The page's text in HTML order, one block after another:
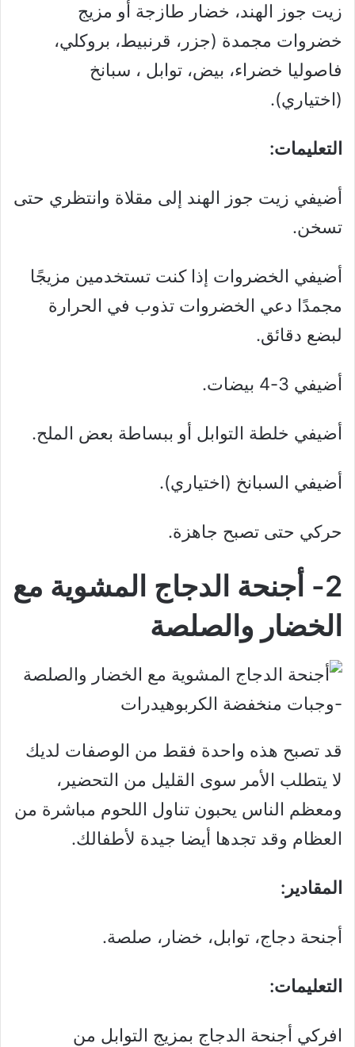
زيت جوز الهند، خضار طازجة أو مزيج
خضروات مجمدة (جزر، قرنبيط، بروكلي،
فاصوليا خضراء، بيض، توابل ، سبانخ
(اختياري).
التعليمات:
أضيفي زيت جوز الهند إلى مقلاة وانتظري حتى
تسخن.
أضيفي الخضروات إذا كنت تستخدمين مزيجًا
مجمدًا دعي الخضروات تذوب في الحرارة
لبضع دقائق.
أضيفي 3-4 بيضات.
أضيفي خلطة التوابل أو ببساطة بعض الملح.
أضيفي السبانخ (اختياري).
حركي حتى تصبح جاهزة.
2- أجنحة الدجاج المشوية مع
الخضار والصلصة
قد تصبح هذه واحدة فقط من الوصفات لديك
لا يتطلب الأمر سوى القليل من التحضير،
ومعظم الناس يحبون تناول اللحوم مباشرة من
العظام وقد تجدها أيضا جيدة لأطفالك.
المقادير:
أجنحة دجاج، توابل، خضار، صلصة.
التعليمات:
افركي أجنحة الدجاج بمزيج التوابل من